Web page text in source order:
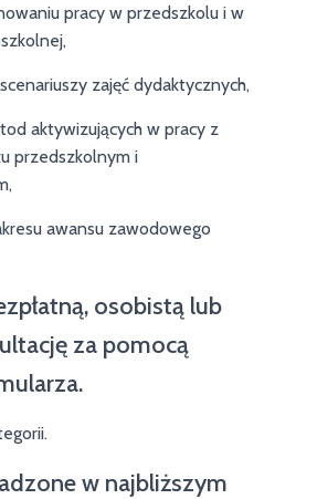
pracy w przedszkolu i w
zajęć dydaktycznych,
aktywizujących w pracy z
przedszkolnym i
awansu zawodowego
osobistą lub
za pomocą
w najbliższym